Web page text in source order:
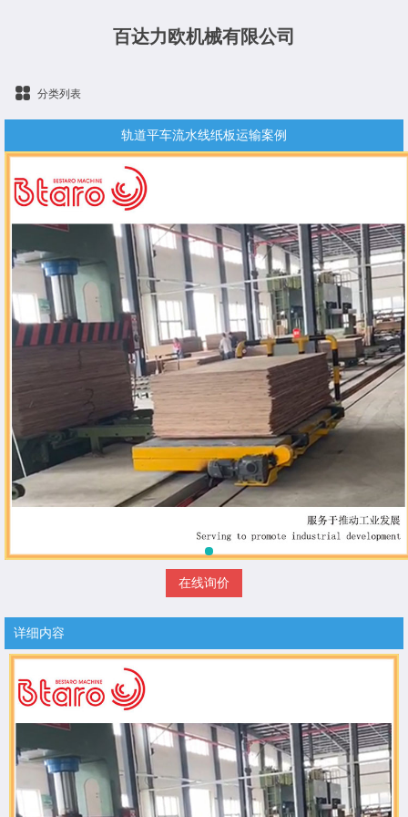
百达力欧机械有限公司
分类列表
轨道平车流水线纸板运输案例
在线询价
详细内容